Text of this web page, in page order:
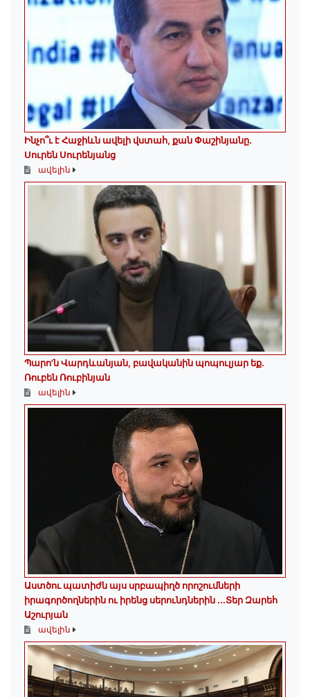
Ինչո՞ւ է Հաջիևն ավելի վստահ, քան Փաշինյանը․
Սուրեն Սուրենյանց
ավելին
Պարո'ն Վարդևանյան, բավականին պոպուլյար եք.
Ռուբեն Ռուբինյան
ավելին
Աստծու պատիժն այս սրբապիղծ որոշումների
իրագործողներին ու իրենց սերունդներին ...Տեր Զարեհ
Աշուրյան
ավելին